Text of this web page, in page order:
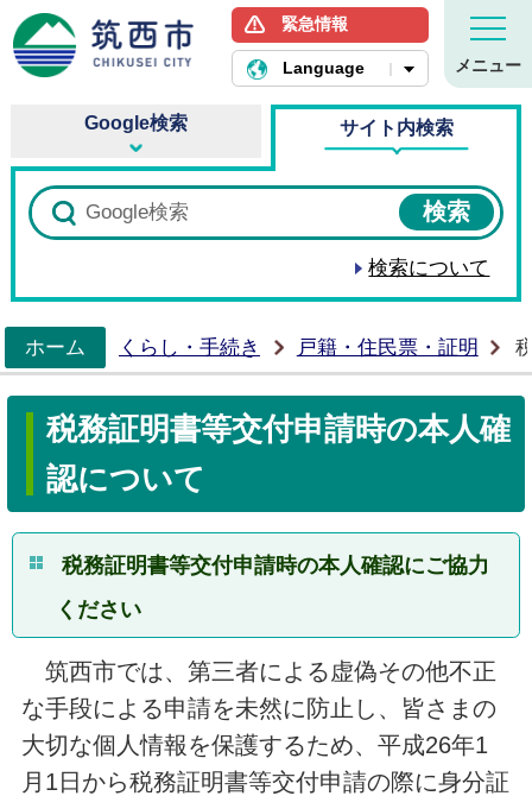
筑西市ホームページ
緊急情報
Language メニュー
Google検索 サイト内検索
検索について
ホーム
くらし・手続き 戸籍・住民票・証明
税務証明書等交付申請時の本人確
認について
税務証明書等交付申請時の本人確認にご協力
ください
筑西市では、第三者による虚偽その他不正
な手段による申請を未然に防止し、皆さまの
大切な個人情報を保護するため、平成26年1
月1日から税務証明書等交付申請の際に身分証